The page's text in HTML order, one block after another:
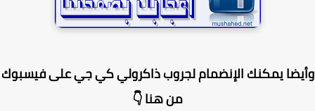
يمكنك الإنضمام لجروب ذاكرولي كي جي على فيسبوك
من هنا 👇